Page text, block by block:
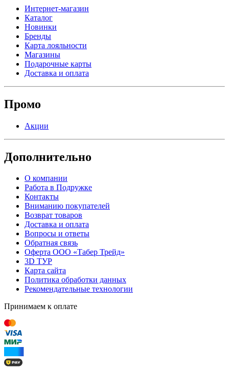
Интернет-магазин
Каталог
Новинки
Бренды
Карта лояльности
Магазины
Подарочные карты
Доставка и оплата
Промо
Акции
Дополнительно
О компании
Работа в Подружке
Контакты
Вниманию покупателей
Возврат товаров
Доставка и оплата
Вопросы и ответы
Обратная связь
Оферта ООО «Табер Трейд»
3D ТУР
Карта сайта
Политика обработки данных
Рекомендательные технологии
Принимаем к оплате